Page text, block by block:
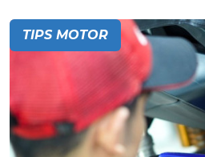
TIPS MOTOR